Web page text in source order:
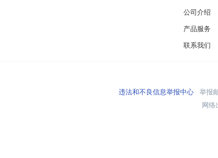
公司介绍
产品服务
联系我们
违法和不良信息举报中心举报
网